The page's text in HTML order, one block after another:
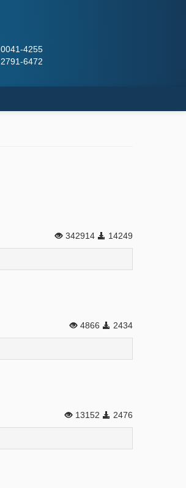
0041-4255
2791-6472
342914 14249
4866 2434
13152 2476